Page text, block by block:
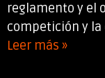
reglamento y el
competición y la
Leer más »